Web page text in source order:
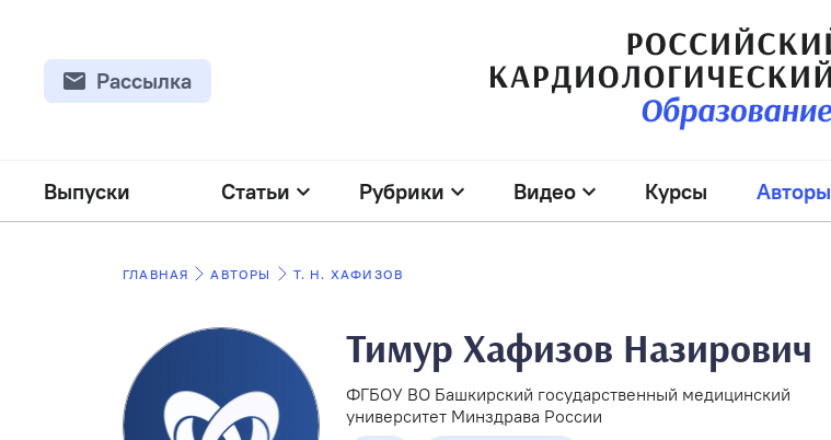
Рассылка
Выпуски Статьи Рубрики Видео Курсы Авторы
ГЛАВНАЯ АВТОРЫ Т. Н. ХАФИЗОВ
Тимур Хафизов Назирович
ФГБОУ ВО Башкирский государственный медицинский
университет Минздрава России